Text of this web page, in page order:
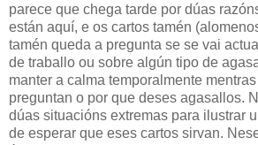
parece que chega tarde por dúas
están aquí, e os cartos tamén
tamén queda a pregunta se se vai
de traballo ou sobre algún tipo de
manter a calma temporalmente
preguntan o por que deses agasallos.
dúas situacións extremas para ilustrar
de esperar que eses cartos sirvan.